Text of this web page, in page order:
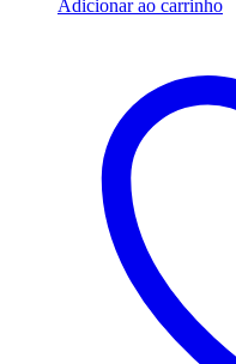
Adicionar ao carrinho